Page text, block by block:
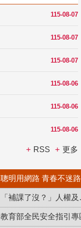
115-08-07
115-08-07
115-08-07
115-08-06
115-08-06
115-08-06
RSS 更多
聰明用網路 青春不迷路
「補
教育部全民安全指引專